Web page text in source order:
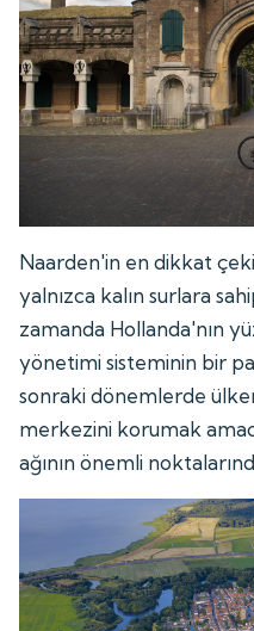
Naarden'in en dikkat
yalnızca kalın surlara
zamanda Hollanda'nın
yönetimi sisteminin bir
sonraki dönemlerde
merkezini korumak
ağının önemli